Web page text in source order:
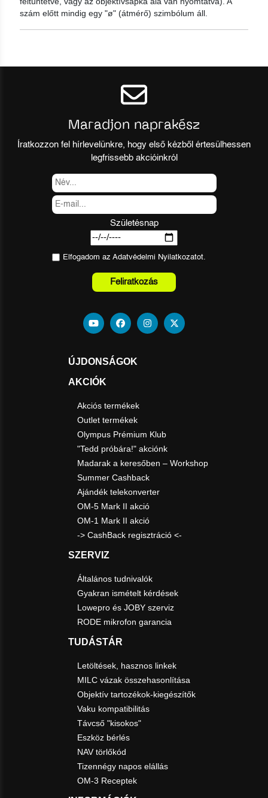
szám előtt mindig egy "ø" (átmérő) szimbólum áll.
Maradjon naprakész
Íratkozzon fel hírlevelünkre, hogy első kézből értesülhessen
legfrissebb akcióinkról
Születésnap
Elfogadom az Adatvédelmi Nyilatkozatot.
Feliratkozás
ÚJDONSÁGOK
AKCIÓK
Akciós termékek
Outlet termékek
Olympus Prémium Klub
"Tedd próbára!" akciónk
Madarak a keresőben – Workshop
Summer Cashback
Ajándék telekonverter
OM-5 Mark II akció
OM-1 Mark II akció
-> CashBack regisztráció <-
SZERVIZ
Általános tudnivalók
Gyakran ismételt kérdések
Lowepro és JOBY szerviz
RODE mikrofon garancia
TUDÁSTÁR
Letöltések, hasznos linkek
MILC vázak összehasonlítása
Objektív tartozékok-kiegészítők
Vaku kompatibilitás
Távcső "kisokos"
Eszköz bérlés
NAV törlőkód
Tizennégy napos elállás
OM-3 Receptek